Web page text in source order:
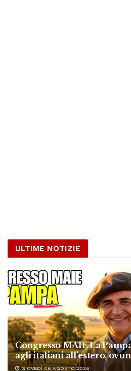
ULTIME NOTIZIE
Congresso MAIE La
agli italiani all’estero,
GIOVEDÌ 06 AGOSTO 2026